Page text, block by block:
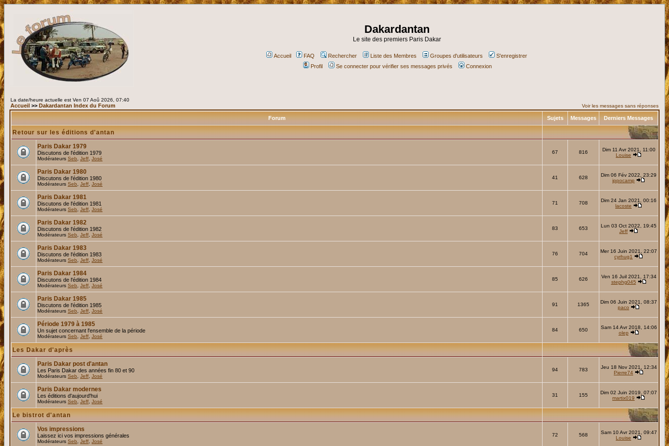
Dakardantan
Le site des premiers Paris Dakar
Accueil FAQ Rechercher Liste des Membres Groupes d'utilisateurs
S'enregistrer
Profil
Se connecter pour vérifier ses messages privés Connexion
La date/heure actuelle est Ven 07 Aoû 2026, 07:40
Accueil >> Dakardantan Index du Forum Voir les messages sans réponses
Forum Sujets Messages Derniers Messages
Retour sur les éditions d'antan
Paris Dakar 1979
Discutons de l'édition 1979
Modérateurs Seb Jeff José
67 816
Dim 11 Avr 2021, 11:00
Louise
Paris Dakar 1980
Discutons de l'édition 1980
Modérateurs Seb Jeff José
41 628
Dim 06 Fév 2022, 23:29
ippocamp
Paris Dakar 1981
Discutons de l'édition 1981
Modérateurs Seb Jeff José
71 708
Dim 24 Jan 2021, 00:16
lacoste
Paris Dakar 1982
Discutons de l'édition 1982
Modérateurs Seb Jeff José
83 653
Lun 03 Oct 2022, 19:45
Jeff
Paris Dakar 1983
Discutons de l'édition 1983
Modérateurs Seb Jeff José
76 704
Mer 16 Juin 2021, 22:07
cyrhug1
Paris Dakar 1984
Discutons de l'édition 1984
Modérateurs Seb Jeff José
85 626
Ven 16 Juil 2021, 17:34
stephg045
Paris Dakar 1985
Discutons de l'édition 1985
Modérateurs Seb Jeff José
91 1365
Dim 06 Juin 2021, 08:37
paco
Période 1979 à 1985
Un sujet concernant l'ensemble de la période
Modérateurs Seb Jeff José
84 650
Sam 14 Avr 2018, 14:06
olep
Les Dakar d'après
Paris Dakar post d'antan
Les Paris Dakar des années fin 80 et 90
Modérateurs Seb Jeff José
94 783
Jeu 18 Nov 2021, 12:34
Pierre74
Paris Dakar modernes
Les éditions d'aujourd'hui
Modérateurs Seb Jeff José
31 155
Dim 02 Juin 2019, 07:07
martix019
Le bistrot d'antan
Vos impressions
Laissez ici vos impressions générales
Modérateurs Seb Jeff José
72 568
Sam 10 Avr 2021, 09:47
Louise